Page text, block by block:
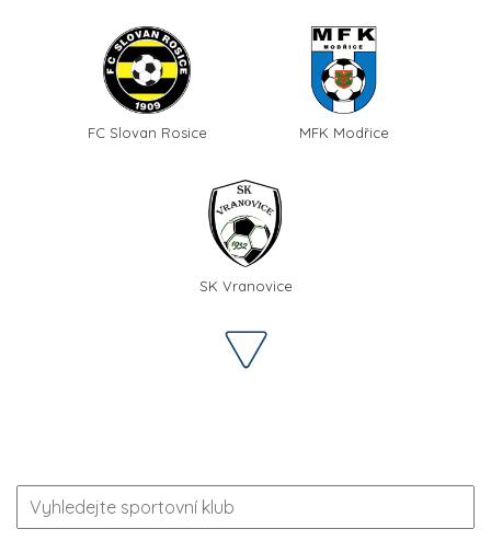
FC Slovan Rosice MFK Modřice
SK Vranovice